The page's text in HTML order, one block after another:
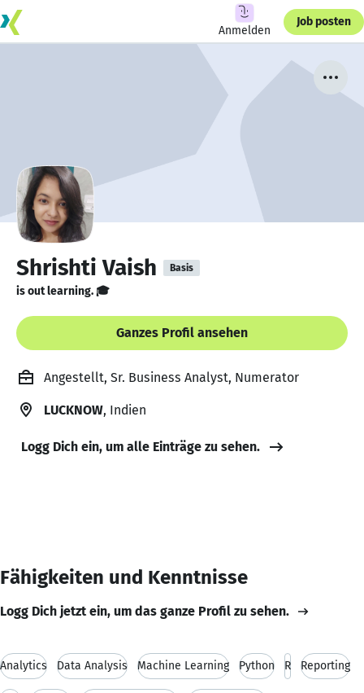
Anmelden
Job posten
Shrishti Vaish Basis
is out learning. 🎓
Ganzes Profil ansehen
Angestellt, Sr. Business Analyst, Numerator
LUCKNOW, Indien
Logg Dich ein, um alle Einträge zu sehen.
Fähigkeiten und Kenntnisse
Logg Dich jetzt ein, um das ganze Profil zu sehen.
Analytics Data Analysis Machine Learning Python R Reporting